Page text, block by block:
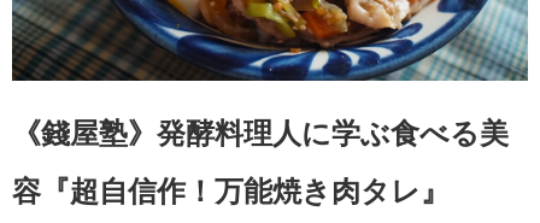
《錢屋塾》発酵料理人に学ぶ食べる美
容『超自信作！万能焼き肉タレ』